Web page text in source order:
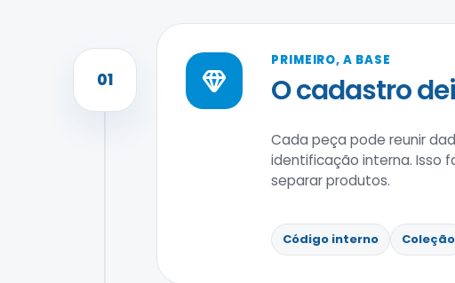
01
PRIMEIRO, A BASE
O cadastro
Cada peça pode reunir
identificação interna. Isso
separar produtos.
Código interno Coleção